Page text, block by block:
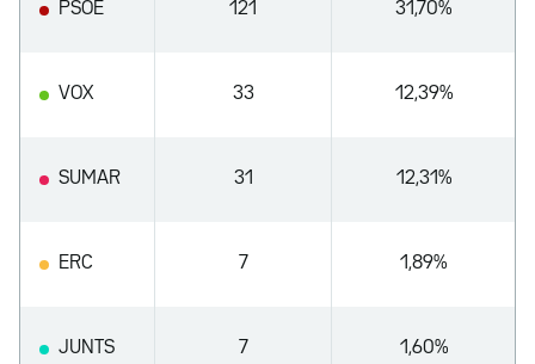
PSOE 121 31,70%
VOX 33 12,39%
SUMAR 31 12,31%
ERC 7 1,89%
JUNTS 7 1,60%